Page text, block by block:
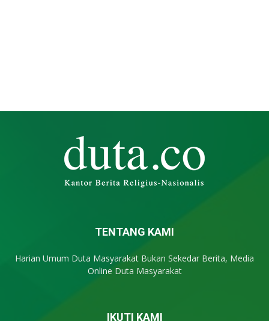
TENTANG KAMI
Harian Umum Duta Masyarakat Bukan Sekedar Berita, Media
Online Duta Masyarakat
IKUTI KAMI